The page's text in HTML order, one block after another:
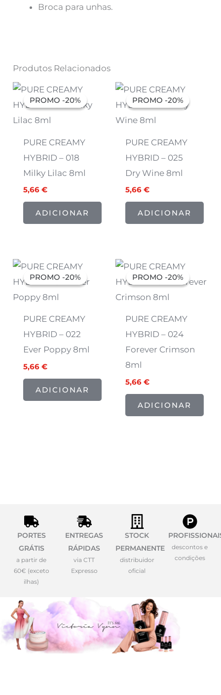
Broca para unhas.
Produtos Relacionados
PROMO -20%
PROMO -20%
PURE CREAMY
HYBRID – 018
Milky Lilac 8ml
O
preço
original
7,07 €.
5,66 €
O
preço
atual
é:
5,66 €.
ADICIONAR
PROMO -20%
PROMO -20%
PURE CREAMY
HYBRID – 025
Dry Wine 8ml
O
preço
original
era:
7,07 €.
5,66€
O
preço
atual
é:
5,66 €.
ADICIONAR
PROMO -20%
PROMO -20%
PURE CREAMY
HYBRID – 022
Ever Poppy 8ml
O
preço
original
7,07 €.
5,66 €
O
preço
atual
5,66 €.
ADICIONAR
PROMO -20%
PROMO -20%
PURE CREAMY
HYBRID – 024
Forever Crimson
8ml
O
preço
original
7,07 €.
5,66€
O
preço
atual
5,66 €.
ADICIONAR
PORTES
GRÁTIS
a partir de
60€ (exceto
ilhas)
ENTREGAS
RÁPIDAS
via CTT
Expresso
STOCK
PERMANENTE
distribuidor
oficial
descontos e
condições